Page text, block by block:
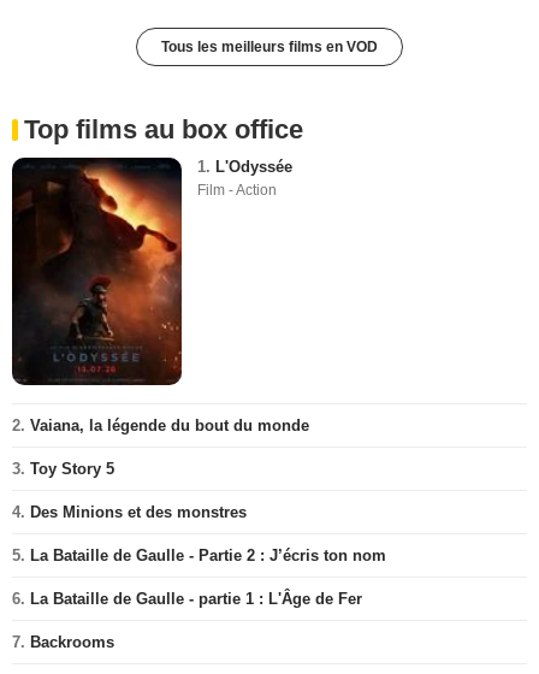
Tous les meilleurs films en VOD
Top films au box office
1. L'Odyssée
Film - Action
2. Vaiana, la légende du bout du monde
3. Toy Story 5
4. Des Minions et des monstres
5. La Bataille de Gaulle - Partie 2 : J’écris ton nom
6. La Bataille de Gaulle - partie 1 : L'Âge de Fer
7. Backrooms